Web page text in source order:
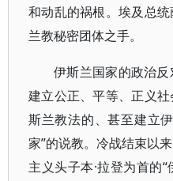
和动乱的祸根。埃及总
兰教秘密团体之手。
伊斯兰国家的政治
建立公正、平等、正义
斯兰教法的、甚至建立
家”的说教。冷战结束以
主义头子本·拉登为首的